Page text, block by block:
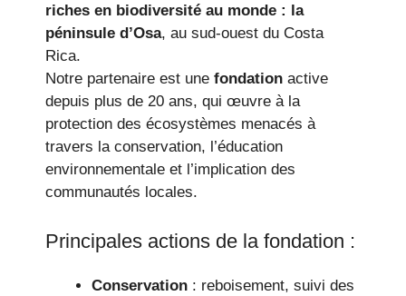
riches en biodiversité au monde : la
péninsule d’Osa, au sud-ouest du Costa
Rica.
Notre partenaire est une fondation active
depuis plus de 20 ans, qui œuvre à la
protection des écosystèmes menacés à
travers la conservation, l’éducation
environnementale et l’implication des
communautés locales.
Principales actions de la fondation :
Conservation : reboisement, suivi des